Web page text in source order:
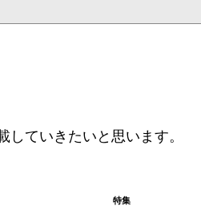
ていきたいと思います。
特集